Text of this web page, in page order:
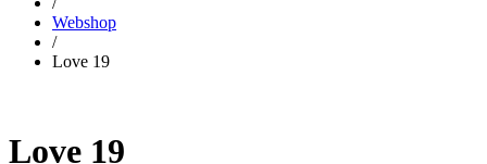
Webshop
/
Love 19
Love 19